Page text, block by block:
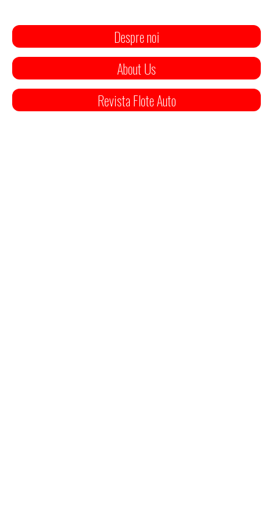
Despre noi
About Us
Revista Flote Auto